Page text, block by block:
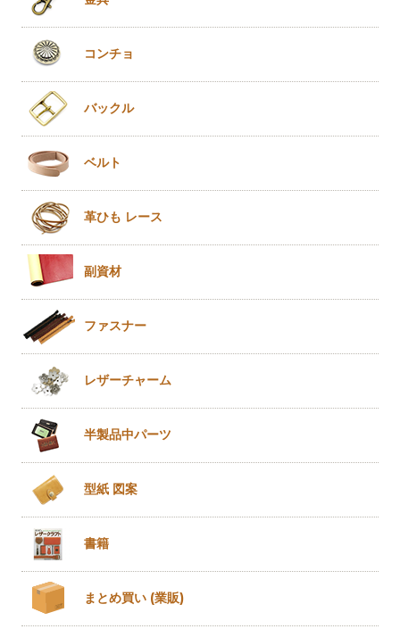
コンチョ
バックル
ベルト
革ひも レース
副資材
ファスナー
レザーチャーム
半製品中パーツ
型紙 図案
書籍
まとめ買い (業販)